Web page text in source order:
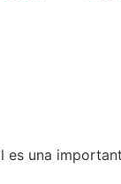
es una